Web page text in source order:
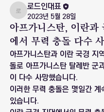
로드인대표
로드인대표
2023년 5월 28일
아프가니스탄, 이란과
에서 무력 충돌 다수
아프가니스탄과 이란 국경 지
돌로 아프가니스탄 탈레반 군
이 다수 사망했습니다.
이러한 무력 충돌은 몇일간 계
있습니다.